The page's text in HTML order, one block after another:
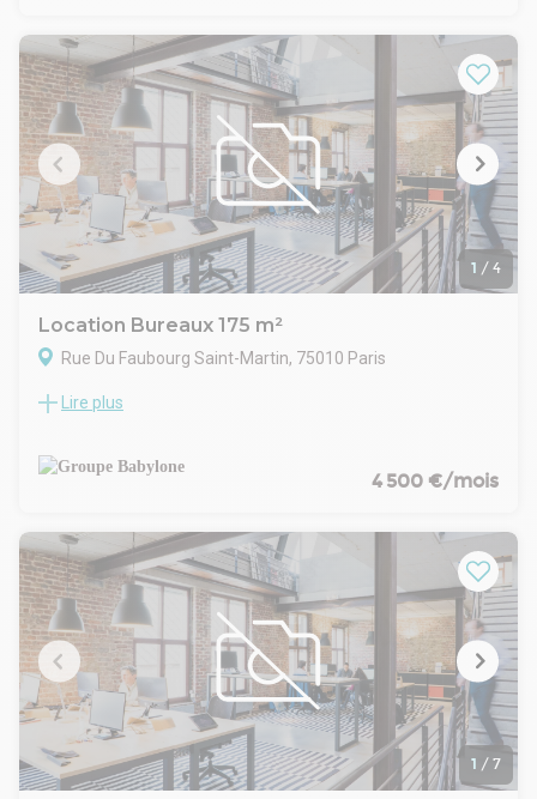
réunions.
- Locaux livrés entièrement rénovés
- Belle hauteur sous plafond
- Fibre optique dans l'immeuble
- Type de bail : Commercial
- Durée : 3/6/9 ans
- Fiscalité : TVA
- Indice : ILAT
- Indexation : Annuelle au 1er janvier
- Dépôt de garantie : 3 mois
- Loyers et charges : Trimestriels et d'avance
1 / 4
Location Bureaux 175 m²
Rue Du Faubourg Saint-Martin, 75010 Paris
Profitez d'une opportunité exceptionnelle de louer de vastes
dynamique et commerçant, à seulement deux pas de la Gare
de l'Est et à 5 minutes de la Gare du Nord.
7, RER E et B), idéal pour les entreprises souhaitant s'installer
au centre de Paris.
Lire plus
4 500 €/mois
1 / 7